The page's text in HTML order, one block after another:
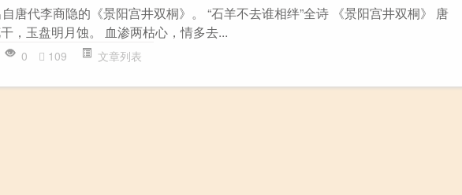
自唐代李商隐的《景阳宫井双桐》。 “石羊不去谁相绊”全诗 《景阳宫井双桐》 唐
，玉盘明月蚀。 血渗两枯心，情多去...
0 109 文章列表